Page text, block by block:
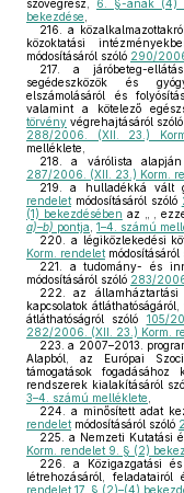
szövegrész, 6. §-ának (4)
bekezdése
216.
a
közoktatási
módosításáról szóló 290/
217.
a járóbeteg-
segédeszközök és
elszámolásáról és
valamint a kötelező
törvény végrehajtásáról szóló
288/2006. (XII. 23.)
melléklete,
218.
a várólista alapján
287/2006. (XII. 23.) Korm.
219.
a hulladékká vált
rendelet módosításáról szóló
(1) bekezdésében az „ ,
a)–b) pontja 1–4. számú
220.
a légiközlekedési
Korm. rendelet módosításáról
221.
a tudomány- és
módosításáról szóló 283/
222.
az
kapcsolatok
átláthatóságról szóló 105/
282/2006. (XII. 23.) Korm.
223. a 2007–2013.
Alapból, az Európai
támogatások
rendszerek kialakításáról
3–4. számú melléklete
224.
a minősített adat
rendelet módosításáról szóló
225.
a Nemzeti Kutatási
Korm. rendelet 9. § (2)
226.
a Közigazgatási
létrehozásáról, feladatairól
rendelet 17. § (2)–(4)